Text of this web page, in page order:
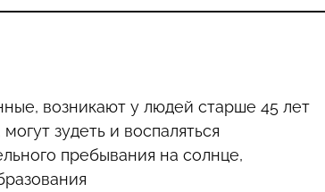
возникают у людей старше 45 лет
зудеть и воспаляться
пребывания на солнце,